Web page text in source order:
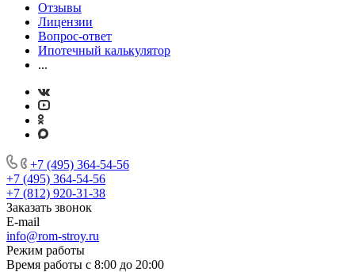
Отзывы
Лицензии
Вопрос-ответ
Ипотечный калькулятор
...
+7 (495) 364-54-56
+7 (495) 364-54-56
+7 (812) 920-31-38
Заказать звонок
E-mail
info@rom-stroy.ru
Режим работы
Время работы с 8:00 до 20:00